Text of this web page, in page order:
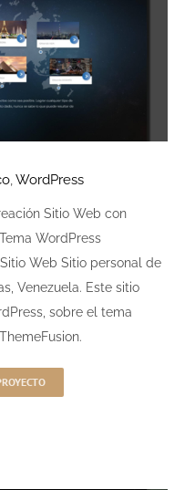
,WordPress
Sitio Web con
WordPress
Web Sitio personal de
Venezuela. Este sitio
sobre el tema